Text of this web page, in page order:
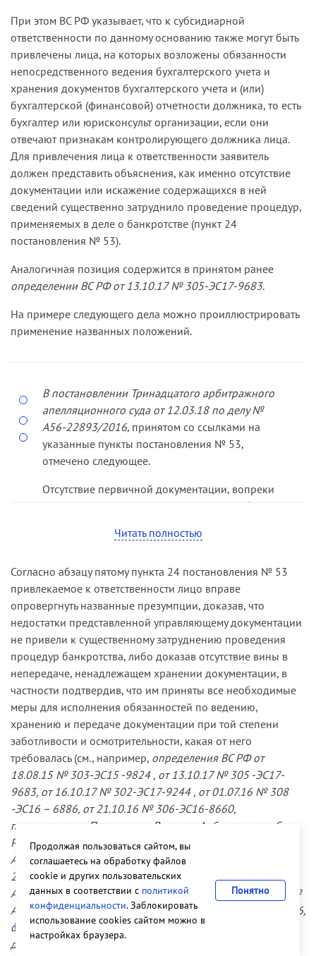
предъявления кредиторами общества
требований для их включения в
ликвидационный баланс, либо не обращался с
заявлением о признании ликвидируемого
должника несостоятельным (банкротом).
Ни в суде первой инстанции, ни в суде
апелляционной инстанции М. не исключила, что
договор займа № 01/06-2013 заключался с
единственной целью — с целью вывода активов
на близкое к ответчику лицо с последующей
ликвидацией последнего.
Договор займа № 01/06-2013 при таких
обстоятельствах имеет признаки ничтожной
сделки в соответствии со статьями 10, 168 ГК РФ.
При этом ВС РФ указывает, что к субсидиарной
ответственности по данному основанию также могут быть
привлечены лица, на которых возложены обязанности
непосредственного ведения бухгалтерского учета и
хранения документов бухгалтерского учета и (или)
бухгалтерской (финансовой) отчетности должника, то есть
бухгалтер или юрисконсульт организации, если они
отвечают признакам контролирующего должника лица.
Для привлечения лица к ответственности заявитель
должен представить объяснения, как именно отсутствие
документации или искажение содержащихся в ней
сведений существенно затруднило проведение процедур,
применяемых в деле о банкротстве (пункт 24
постановления № 53).
Аналогичная позиция содержится в принятом ранее
определении ВС РФ от 13.10.17 № 305-ЭС17-9683.
На примере следующего дела можно проиллюстрировать
применение названных положений.
В постановлении Тринадцатого арбитражного
апелляционного суда от 12.03.18 по делу №
А56-22893/2016, принятом со ссылками на
указанные пункты постановления № 53,
отмечено следующее.
Отсутствие первичной документации, вопреки
доводам подателя апелляционной жалобы,
конкурсной массы за счет реализации права
не дает возможности как установить
необходимую информацию о дебиторах, в том
числе адресе места их нахождения, так и
подтвердить обоснованность заявленных к ним
требований в случае отказа дебиторов
добровольно погасить задолженность. Наличие
возможности получения указанных сведений из
иных источников, если бы она и имелась, не
исключает выводов о виновности ответчика в
отсутствие соответствующих документов у
должника и правовых последствий
предусмотренных законом презумпций и о
затруднении формирования конкурсной массы
по причине несоблюдения бывшим
руководителем должника обязанностей по
обеспечению сохранности первичных
документов должника, равно как об
ответственности бывшего руководителя.
Читать полностью
Согласно абзацу пятому пункта 24 постановления № 53
привлекаемое к ответственности лицо вправе
опровергнуть названные презумпции, доказав, что
недостатки представленной управляющему документации
не привели к существенному затруднению проведения
процедур банкротства, либо доказав отсутствие вины в
непередаче, ненадлежащем хранении документации, в
частности подтвердив, что им приняты все необходимые
меры для исполнения обязанностей по ведению,
хранению и передаче документации при той степени
заботливости и осмотрительности, какая от него
требовалась (см., например, определения ВС РФ от
18.08.15 № 303-ЭС15 -9824 , от 13.10.17 № 305 -ЭС17-
9683, от 16.10.17 № 302-ЭС17-9244 , от 01.07.16 № 308
-ЭС16 – 6886, от 21.10.16 № 306-ЭС16-8660,
постановления Президиума Высшего Арбитражного Суда
Российской Федерации от 06.11.12 № 9127/12,
Арбитражного суда Восточно-Сибирского округа от
20.05.16 по делу № А58-3023/2014, определения
Арбитражного суда города Москвы от 05.02.18 по делу №
А40-183936/2016, от 06.02.18 по делу № А40-89587/2016,
от 01.03.18 по делу № А40-22376/2014, от 12.03.18 по
делу № А40-28742/201
Продолжая пользоваться сайтом, вы
соглашаетесь на обработку файлов
cookie и других пользовательских
данных в соответствии с политикой
конфиденциальности. Заблокировать
использование cookies сайтом можно в
настройках браузера.
Понятно